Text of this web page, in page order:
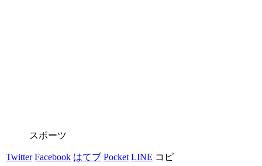
スポーツ
Twitter Facebook はてブ Pocket LINE コピ